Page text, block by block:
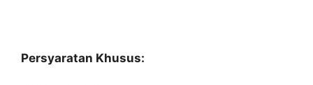
Persyaratan Khusus: